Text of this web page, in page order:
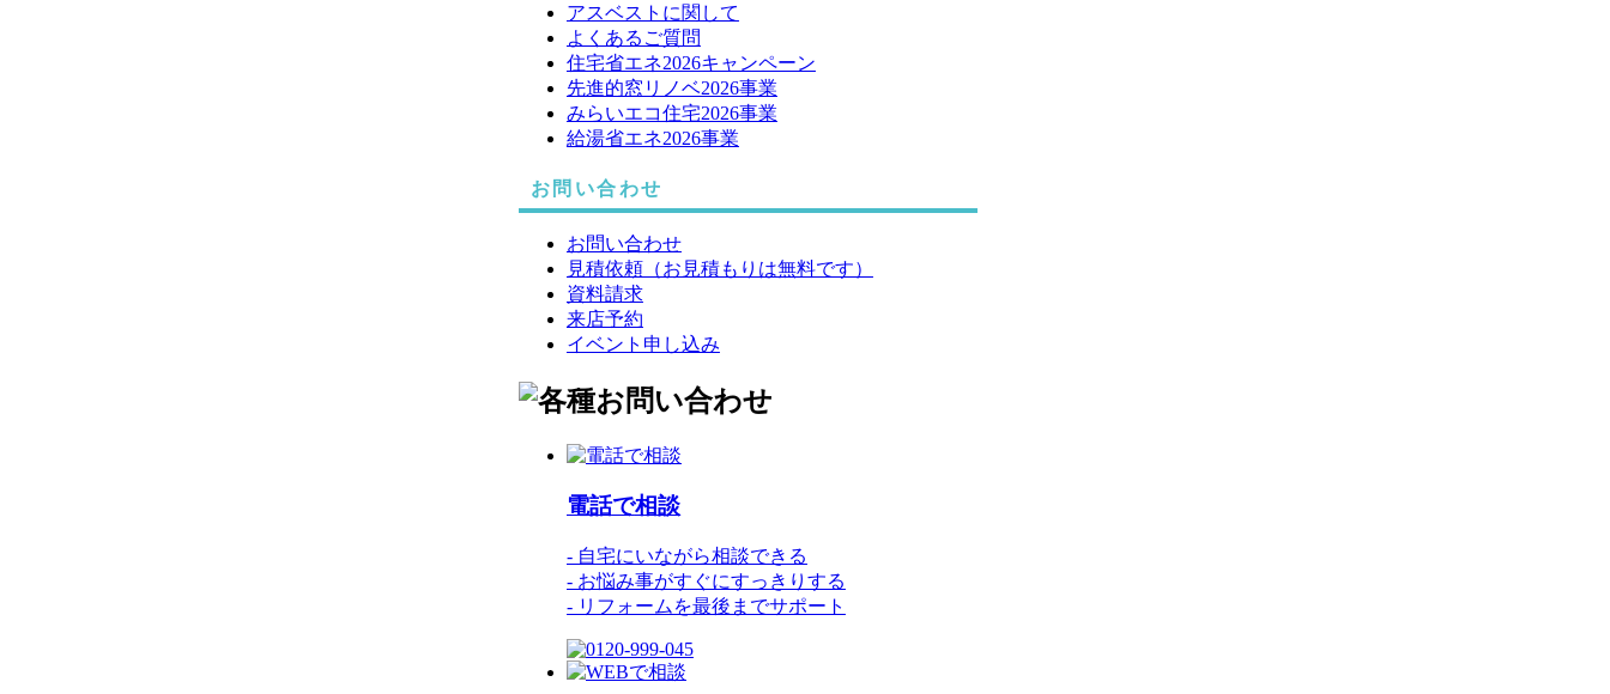
アスベストに関して
よくあるご質問
住宅省エネ2026キャンペーン
先進的窓リノベ2026事業
みらいエコ住宅2026事業
給湯省エネ2026事業
お問い合わせ
お問い合わせ
見積依頼（お見積もりは無料です）
資料請求
来店予約
イベント申し込み
電話で相談
- 自宅にいながら相談できる
- お悩み事がすぐにすっきりする
- リフォームを最後までサポート